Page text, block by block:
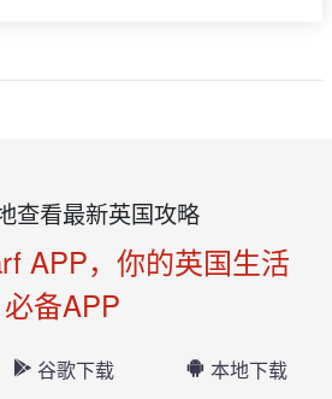
查看最新英国攻略
APP，你的英国生活
必备APP
谷歌下载 本地下载